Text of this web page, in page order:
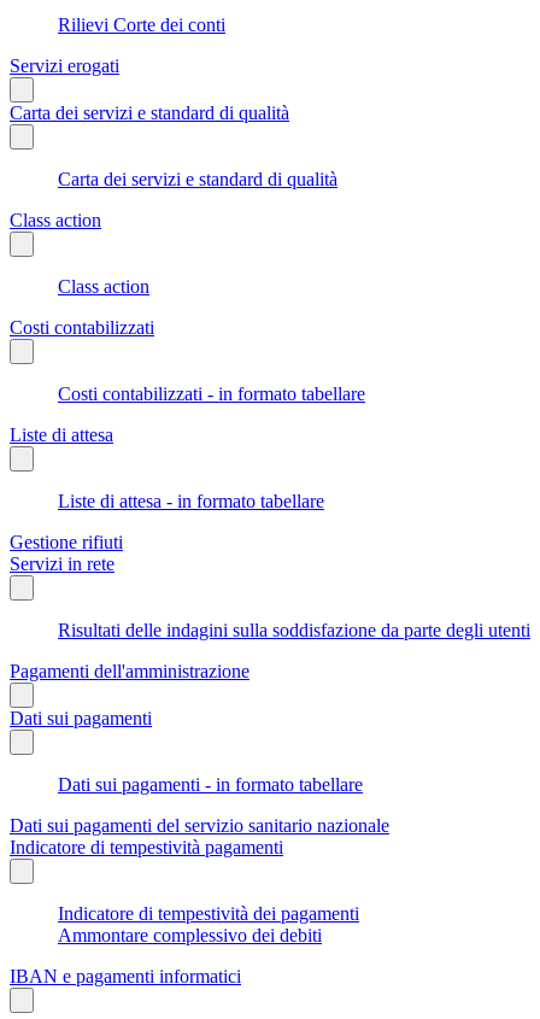
Rilievi Corte dei conti
Servizi erogati
Carta dei servizi e standard di qualità
Carta dei servizi e standard di qualità
Class action
Class action
Costi contabilizzati
Costi contabilizzati - in formato tabellare
Liste di attesa
Liste di attesa - in formato tabellare
Gestione rifiuti
Servizi in rete
Risultati delle indagini sulla soddisfazione da parte degli utenti
Pagamenti dell'amministrazione
Dati sui pagamenti
Dati sui pagamenti - in formato tabellare
Dati sui pagamenti del servizio sanitario nazionale
Indicatore di tempestività pagamenti
Indicatore di tempestività dei pagamenti
Ammontare complessivo dei debiti
IBAN e pagamenti informatici